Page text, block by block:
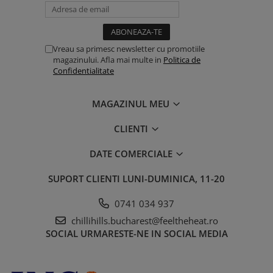
Vreau sa primesc newsletter cu promotiile
magazinului. Afla mai multe in Politica de
Confidentialitate
MAGAZINUL MEU
CLIENTI
DATE COMERCIALE
SUPORT CLIENTI LUNI-DUMINICA, 11-20
0741 034 937
chillihills.bucharest@feeltheheat.ro
SOCIAL URMARESTE-NE IN SOCIAL MEDIA